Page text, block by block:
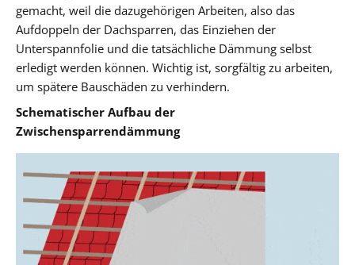
gemacht, weil die dazugehörigen Arbeiten, also das
Aufdoppeln der Dachsparren, das Einziehen der
Unterspannfolie und die tatsächliche Dämmung selbst
erledigt werden können. Wichtig ist, sorgfältig zu arbeiten,
um spätere Bauschäden zu verhindern.
Schematischer Aufbau der
Zwischensparrendämmung